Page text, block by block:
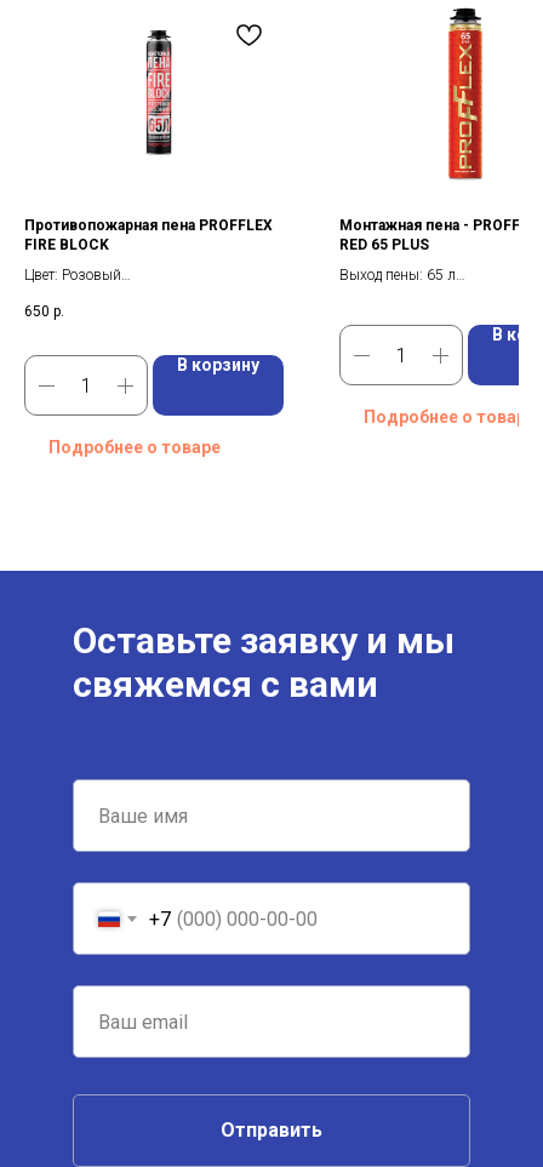
Противопожарная пена PROFFLEX
FIRE BLOCK
Цвет: Розовый
Вес брутто: 1020 г
94: 240 минут
650 р.
В корзину
Подробнее о товаре
Монтажная пена -
RED 65 PLUS
Выход пены: 65 л
Фасовка / размер: 850 мл
В
Подробнее о товаре
Оставьте заявку и мы
свяжемся с вами
+7
Отправить